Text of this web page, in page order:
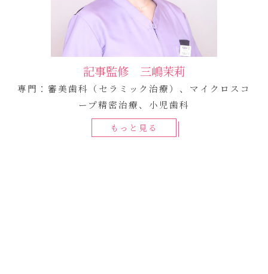
記事監修 三嶋茉莉
専門：審美歯科（セラミック治療）、マイクロスコ
ープ精密治療、小児歯科
もっと見る